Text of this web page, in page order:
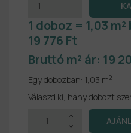
1 doboz = 1,03
19 776 Ft
Bruttó m² ár: 19
Egy dobozban: 1,03 m2
Válaszd ki, hány dobozt